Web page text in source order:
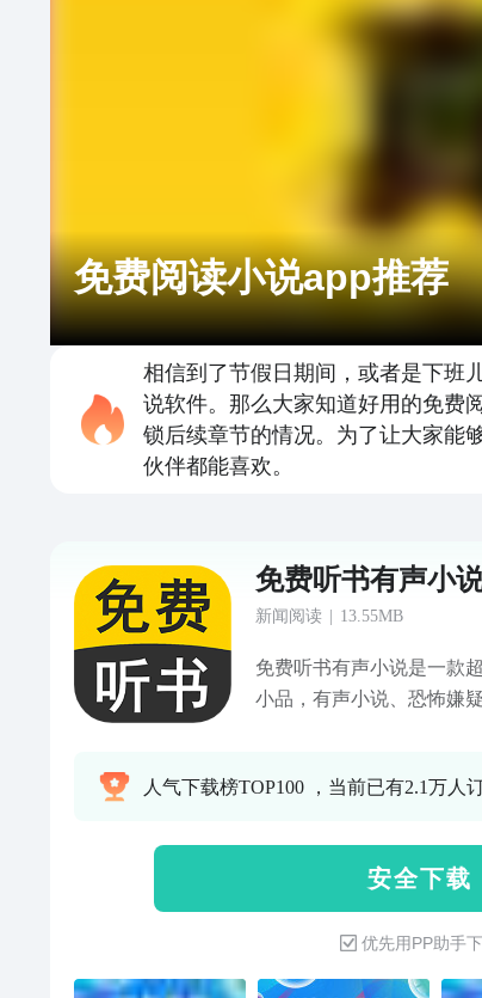
免费阅读小说app推荐
相信到了节假日期间，或者是下班
说软件。那么大家知道好用的免费
锁后续章节的情况。为了让大家能
伙伴都能喜欢。
免费听书有声小
新闻阅读 13.55MB
免费听书有声小说是一款
小品，有声小说、恐怖嫌
腾、宋小宝、贾玲等搞笑
影、脱口秀、听书、两性
事....内容丰富的电台节目
电台和字媒体于一体的娱
传奇、左耳、余罪、欢乐
畅销同名小说，以及单田
人气下载榜TOP100 ，当前已有2.1万人
安 全 下 载
优先用PP助手